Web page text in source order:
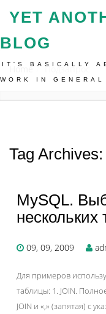
YET
BLOG
IT'S BASICALLY
WORK IN GENERAL
Home Подзапрос
Tag
MySQL.
нескольких
09, 09, 2009
Для примеров
таблицы: 1. JOIN.
JOIN и «,» (запятая) с